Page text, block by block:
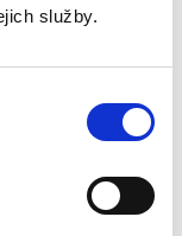
služby.
8020101